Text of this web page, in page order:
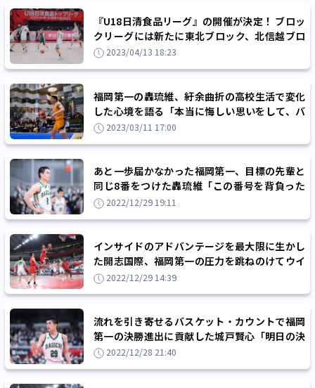
『U18日清食品リーグ』の開催が決定！ ブロッ
クリーグには新たに東北ブロック、北信越ブロ
ック、近畿ブロックが新設
2023/04/13 18:23
福岡第一の轟琉維、紆余曲折の高校生活で変化
した心境を語る「本当に悔しい思いをして、バ
スケへの意識が変わった」
2023/03/11 17:00
あと一歩届かなかった福岡第一、目標の先輩と
同じ8番をつけた轟琉維「この番号を背負った
ことで気持ちでもプレーでも成長できた」
2022/12/29 19:11
インサイドのアドバンテージを最大限に生かし
た開志国際、福岡第一の圧力を跳ねのけてウイ
ンターカップ初優勝
2022/12/29 14:39
流れを引き寄せるバスケット・カウントで福岡
第一の決勝進出に貢献した城戸賢心「明日の決
勝を勝って先輩たちを超える」
2022/12/28 21:40